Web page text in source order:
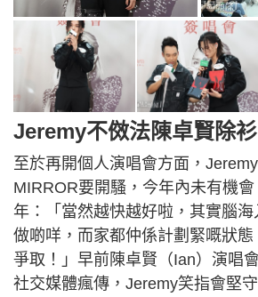
Jeremy不傚法陳卓賢除衫
至於再開個人演唱會方面，
MIRROR要開騷，今年內未有機
年：「當然越快越好啦，其實腦
做啲咩，而家都仲係計劃緊嘅狀態
爭取！」早前陳卓賢（Ian）演唱
社交媒體瘋傳，Jeremy笑指會堅